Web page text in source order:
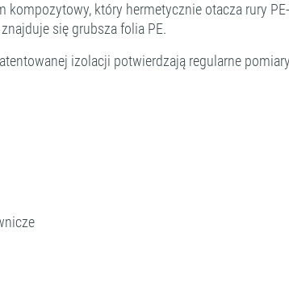
który hermetycznie otacza rury
się grubsza folia PE.
izolacji potwierdzają regularne